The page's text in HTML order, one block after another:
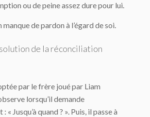
ou de peine assez dure pour lui.
manque de pardon à l’égard de soi.
de la réconciliation
par le frère joué par Liam
lorsqu’il demande
« Jusqu’à quand ? ». Puis, il passe à